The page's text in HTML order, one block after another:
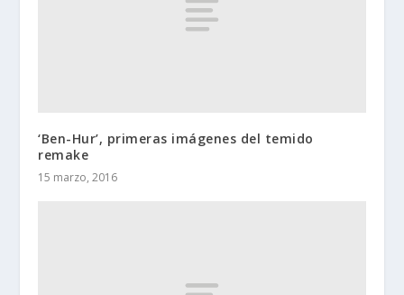
‘Ben-Hur’, primeras imágenes del temido
remake
15 marzo, 2016